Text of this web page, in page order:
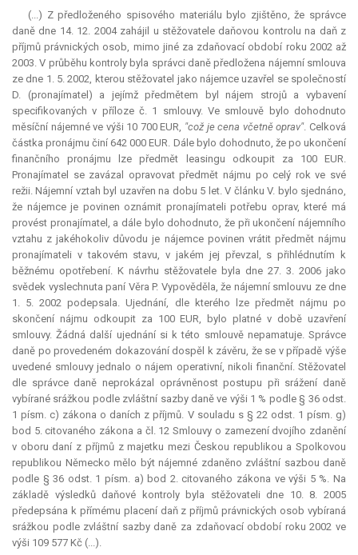
(...) Z předloženého spisového materiálu bylo zjištěno, že správce
daně dne 14. 12. 2004 zahájil u stěžovatele daňovou kontrolu na daň z
příjmů právnických osob, mimo jiné za zdaňovací období roku 2002 až
2003. V průběhu kontroly byla správci daně předložena nájemní smlouva
ze dne 1. 5. 2002, kterou stěžovatel jako nájemce uzavřel se společností
D. (pronajímatel) a jejímž předmětem byl nájem strojů a vybavení
specifikovaných v příloze č. 1 smlouvy. Ve smlouvě bylo dohodnuto
měsíční nájemné ve výši 10 700 EUR, "což je cena včetně oprav". Celková
částka pronájmu činí 642 000 EUR. Dále bylo dohodnuto, že po ukončení
finančního pronájmu lze předmět leasingu odkoupit za 100 EUR.
Pronajímatel se zavázal opravovat předmět nájmu po celý rok ve své
režii. Nájemní vztah byl uzavřen na dobu 5 let. V článku V. bylo sjednáno,
že nájemce je povinen oznámit pronajímateli potřebu oprav, které má
provést pronajímatel, a dále bylo dohodnuto, že při ukončení nájemního
vztahu z jakéhokoliv důvodu je nájemce povinen vrátit předmět nájmu
pronajímateli v takovém stavu, v jakém jej převzal, s přihlédnutím k
běžnému opotřebení. K návrhu stěžovatele byla dne 27. 3. 2006 jako
svědek vyslechnuta paní Věra P. Vypověděla, že nájemní smlouvu ze dne
1. 5. 2002 podepsala. Ujednání, dle kterého lze předmět nájmu po
skončení nájmu odkoupit za 100 EUR, bylo platné v době uzavření
smlouvy. Žádná další ujednání si k této smlouvě nepamatuje. Správce
daně po provedeném dokazování dospěl k závěru, že se v případě výše
uvedené smlouvy jednalo o nájem operativní, nikoli finanční. Stěžovatel
dle správce daně neprokázal oprávněnost postupu při srážení daně
vybírané srážkou podle zvláštní sazby daně ve výši 1 % podle § 36 odst.
1 písm. c) zákona o daních z příjmů. V souladu s § 22 odst. 1 písm. g)
bod 5. citovaného zákona a čl. 12 Smlouvy o zamezení dvojího zdanění
v oboru daní z příjmů z majetku mezi Českou republikou a Spolkovou
republikou Německo mělo být nájemné zdaněno zvláštní sazbou daně
podle § 36 odst. 1 písm. a) bod 2. citovaného zákona ve výši 5 %. Na
základě výsledků daňové kontroly byla stěžovateli dne 10. 8. 2005
předepsána k přímému placení daň z příjmů právnických osob vybíraná
srážkou podle zvláštní sazby daně za zdaňovací období roku 2002 ve
výši 109 577 Kč (...).